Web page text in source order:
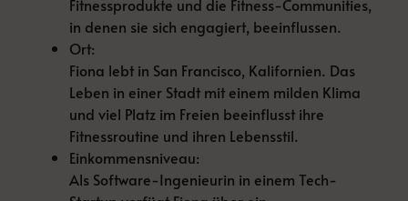
Fitnessprodukte und die Fitness-Communities,
in denen sie sich engagiert, beeinflussen.
Ort:
Fiona lebt in San Francisco, Kalifornien. Das
Leben in einer Stadt mit einem milden Klima
und viel Platz im Freien beeinflusst ihre
Fitnessroutine und ihren Lebensstil.
Einkommensniveau:
Als Software-Ingenieurin in einem Tech-